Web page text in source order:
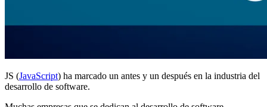
JS (JavaScript) ha marcado un antes y un después en la industria del
desarrollo de software.